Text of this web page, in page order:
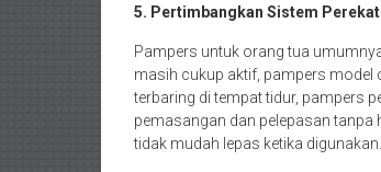
5. Pertimbangkan Sistem Perekat
Pampers untuk orang tua
masih cukup aktif, pampers model
terbaring di tempat tidur, pampers
pemasangan dan pelepasan tanpa
tidak mudah lepas ketika digunakan.